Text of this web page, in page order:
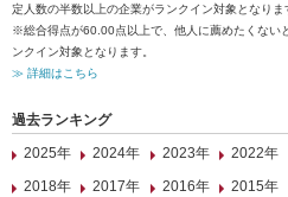
定人数の半数以上の企業がランクイン対象となりま
※総合得点が60.00点以上で、他人に薦めたくない
ンクイン対象となります。
≫ 詳細はこちら
過去ランキング
2025年
2024年 2023年 2022年
2018年
2017年 2016年 2015年